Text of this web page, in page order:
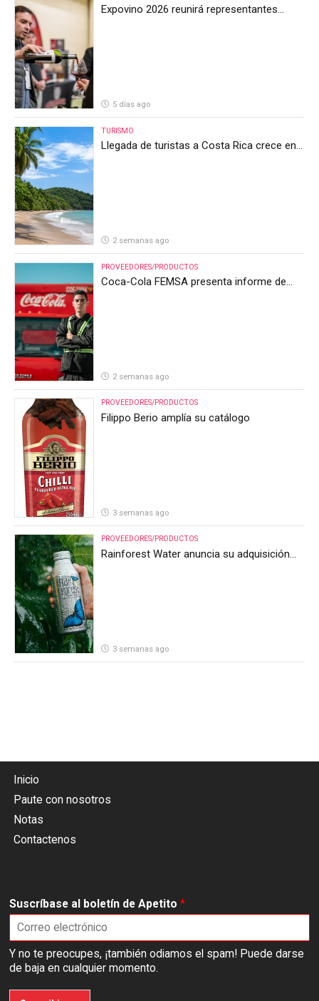
Expovino 2026 reunirá representantes
5 días ago
TURISMO
Llegada de turistas a Costa Rica crece en
2 semanas ago
PROVEEDORES/PRODUCTOS
Coca-Cola FEMSA presenta informe de
2 semanas ago
PROVEEDORES/PRODUCTOS
Filippo Berio amplía su catálogo
3 semanas ago
PROVEEDORES/PRODUCTOS
Rainforest Water anuncia su adquisición
3 semanas ago
Inicio
Paute con nosotros
Notas
Contactenos
Suscríbase al boletín de Apetito *
Y no te preocupes, ¡también odiamos el spam! Puede darse
de baja en cualquier momento.